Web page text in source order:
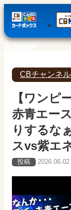
CBチャンネル
【ワンピ
赤青エー
りするな
スvs紫エ
投稿